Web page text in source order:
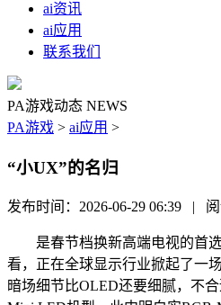
ai资讯
ai应用
联系我们
PA游戏动态 NEWS
PA游戏 > ai应用 >
“小UX”的名归
发布时间：2026-06-29 06:39 | 阅
是春节档换新高端电视的首选
看，正在全球显示行业掀起了一
暗场细节比OLED还要细腻，不